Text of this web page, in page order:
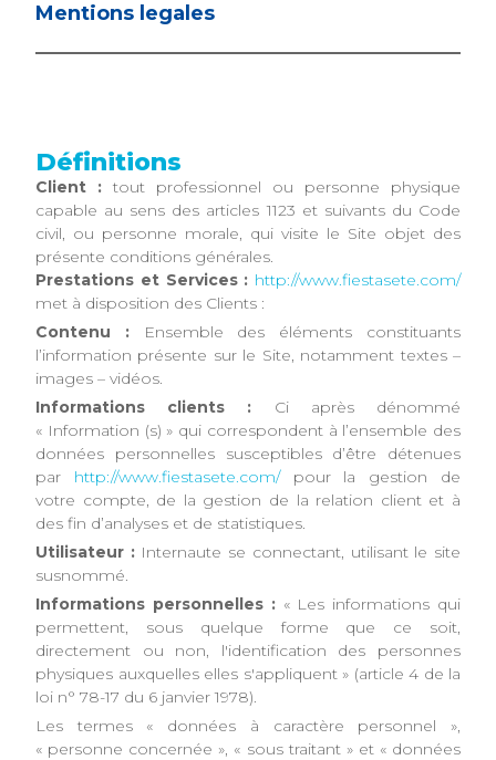
Mentions legales
Définitions
Client : tout professionnel ou personne physique
capable au sens des articles 1123 et suivants du Code
civil, ou personne morale, qui visite le Site objet des
présente conditions générales.
Prestations et Services : http://www.fiestasete.com/
met à disposition des Clients :
Contenu :Ensemble des éléments constituants
l’information présente sur le Site, notamment textes –
images – vidéos.
Informations clients : Ci après dénommé
« Information (s) » qui correspondent à l’ensemble des
données personnelles susceptibles d’être détenues
par http://www.fiestasete.com/pour la gestion de
votre compte, de la gestion de la relation client et à
des fin d’analyses et de statistiques.
Utilisateur :Internaute se connectant, utilisant le site
susnommé.
Informations personnelles :« Les informations qui
permettent, sous quelque forme que ce soit,
directement ou non, l'identification des personnes
physiques auxquelles elles s'appliquent » (article 4 de la
loi n° 78-17 du 6 janvier 1978).
Les termes « données à caractère personnel »,
« personne concernée », « sous traitant » et « données